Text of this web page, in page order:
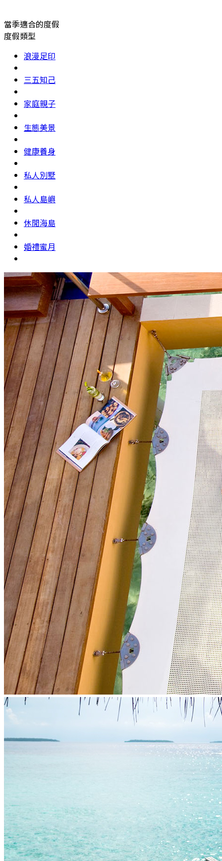
當季適合的度假
度假類型
浪漫足印
三五知己
家庭親子
生態美景
健康養身
私人別墅
私人島嶼
休閒海島
婚禮蜜月